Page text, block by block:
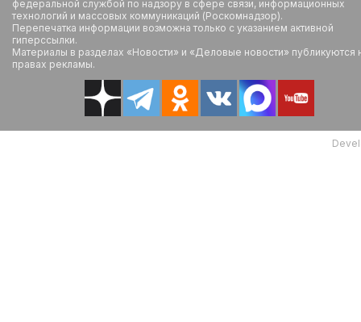
федеральной службой по надзору в сфере связи, информационных
технологий и массовых коммуникаций (Роскомнадзор).
Перепечатка информации возможна только с указанием активной
гиперссылки.
Материалы в разделах «Новости» и «Деловые новости» публикуются
правах рекламы.